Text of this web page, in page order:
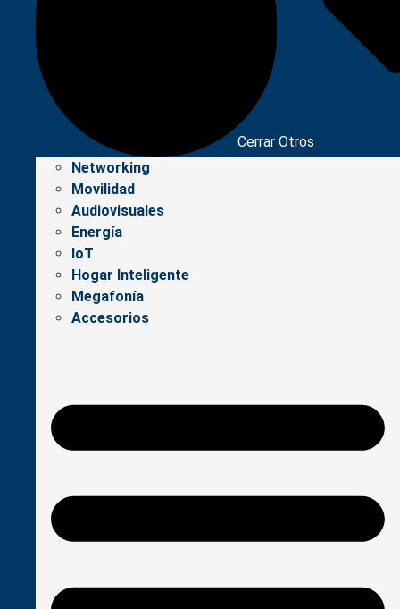
Cerrar Otros
Networking
Movilidad
Audiovisuales
Energía
IoT
Hogar Inteligente
Megafonía
Accesorios